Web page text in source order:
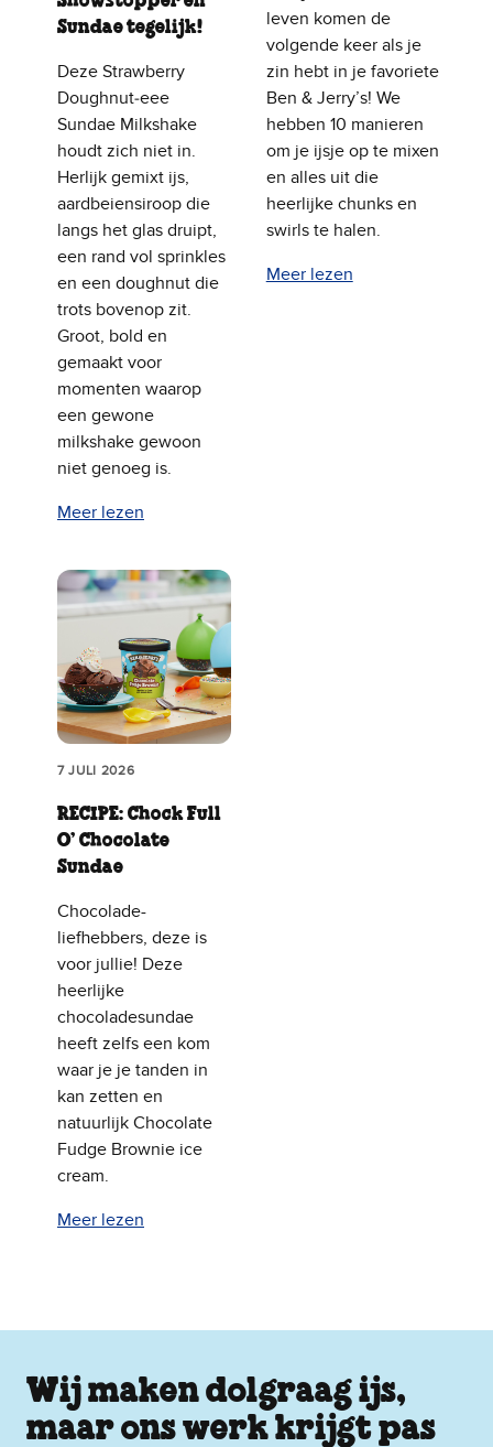
Sundae tegelijk!
Deze Strawberry
Doughnut‑eee
Sundae Milkshake
houdt zich niet in.
Herlijk gemixt ijs,
aardbeiensiroop die
langs het glas druipt,
een rand vol sprinkles
en een doughnut die
trots bovenop zit.
Groot, bold en
gemaakt voor
momenten waarop
een gewone
milkshake gewoon
niet genoeg is.
Meer lezen
leven komen de
volgende keer als je
zin hebt in je favoriete
Ben & Jerry’s! We
hebben 10 manieren
om je ijsje op te mixen
en alles uit die
heerlijke chunks en
swirls te halen.
Meer lezen
7 JULI 2026
RECIPE: Chock Full
O’ Chocolate
Sundae
Chocolade-
liefhebbers, deze is
voor jullie! Deze
heerlijke
chocoladesundae
heeft zelfs een kom
waar je je tanden in
kan zetten en
natuurlijk Chocolate
Fudge Brownie ice
cream.
Meer lezen
Wij maken dolgraag ijs,
maar ons werk krijgt pas